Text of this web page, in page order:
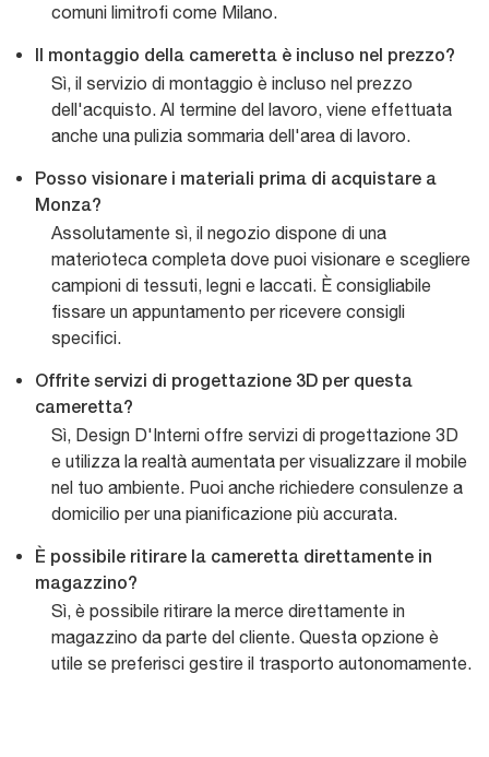
comuni limitrofi come Milano.
Il montaggio della cameretta è incluso nel prezzo?
Sì, il servizio di montaggio è incluso nel prezzo
dell'acquisto. Al termine del lavoro, viene effettuata
anche una pulizia sommaria dell'area di lavoro.
Posso visionare i materiali prima di acquistare a
Monza?
Assolutamente sì, il negozio dispone di una
materioteca completa dove puoi visionare e scegliere
campioni di tessuti, legni e laccati. È consigliabile
fissare un appuntamento per ricevere consigli
specifici.
Offrite servizi di progettazione 3D per questa
cameretta?
Sì, Design D'Interni offre servizi di progettazione 3D
e utilizza la realtà aumentata per visualizzare il mobile
nel tuo ambiente. Puoi anche richiedere consulenze a
domicilio per una pianificazione più accurata.
È possibile ritirare la cameretta direttamente in
magazzino?
Sì, è possibile ritirare la merce direttamente in
magazzino da parte del cliente. Questa opzione è
utile se preferisci gestire il trasporto autonomamente.